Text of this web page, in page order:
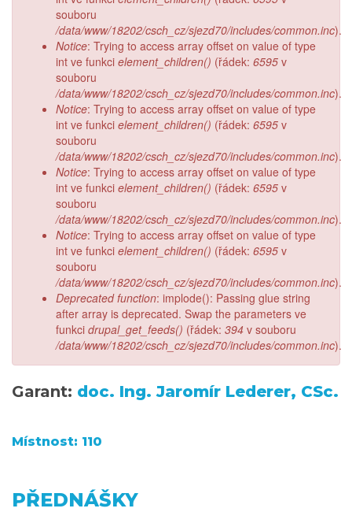
souboru
/data/www/18202/csch_cz/sjezd70/includes/common.inc).
Notice: Trying to access array offset on value of type
int ve funkci element_children() (řádek: 6595 v
souboru
/data/www/18202/csch_cz/sjezd70/includes/common.inc).
Notice: Trying to access array offset on value of type
int ve funkci element_children() (řádek: 6595 v
souboru
/data/www/18202/csch_cz/sjezd70/includes/common.inc).
Notice: Trying to access array offset on value of type
int ve funkci element_children() (řádek: 6595 v
souboru
/data/www/18202/csch_cz/sjezd70/includes/common.inc).
Notice: Trying to access array offset on value of type
int ve funkci element_children() (řádek: 6595 v
souboru
/data/www/18202/csch_cz/sjezd70/includes/common.inc).
Deprecated function: implode(): Passing glue string
after array is deprecated. Swap the parameters ve
funkci drupal_get_feeds() (řádek: 394 v souboru
/data/www/18202/csch_cz/sjezd70/includes/common.inc).
Garant: doc. Ing. Jaromír Lederer, CSc.
Místnost: 110
PŘEDNÁŠKY